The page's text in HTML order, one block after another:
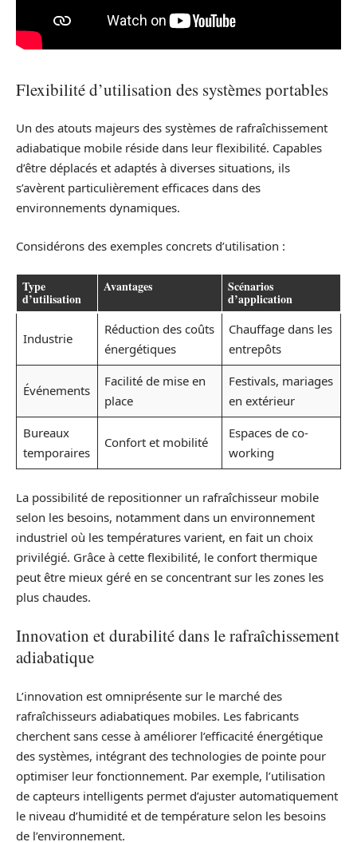
Flexibilité d’utilisation des systèmes portables
Un des atouts majeurs des systèmes de rafraîchissement
adiabatique mobile réside dans leur flexibilité. Capables
d’être déplacés et adaptés à diverses situations, ils
s’avèrent particulièrement efficaces dans des
environnements dynamiques.
Considérons des exemples concrets d’utilisation :
Type
d’utilisation
Avantages Scénarios
d’application
Industrie
Réduction des coûts
énergétiques
Chauffage dans les
entrepôts
Événements
Facilité de mise en
place
Festivals, mariages
en extérieur
Bureaux
temporaires
Confort et mobilité
Espaces de co-
working
La possibilité de repositionner un rafraîchisseur mobile
selon les besoins, notamment dans un environnement
industriel où les températures varient, en fait un choix
privilégié. Grâce à cette flexibilité, le confort thermique
peut être mieux géré en se concentrant sur les zones les
plus chaudes.
Innovation et durabilité dans le rafraîchissement
adiabatique
L’innovation est omniprésente sur le marché des
rafraîchisseurs adiabatiques mobiles. Les fabricants
cherchent sans cesse à améliorer l’efficacité énergétique
des systèmes, intégrant des technologies de pointe pour
optimiser leur fonctionnement. Par exemple, l’utilisation
de capteurs intelligents permet d’ajuster automatiquement
le niveau d’humidité et de température selon les besoins
de l’environnement.